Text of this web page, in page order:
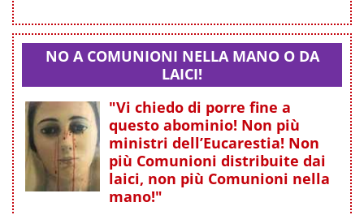
NO A COMUNIONI NELLA MANO O DA
LAICI!
"Vi chiedo di porre fine a
questo abominio! Non più
ministri dell’Eucarestia! Non
più Comunioni distribuite dai
laici, non più Comunioni nella
mano!"